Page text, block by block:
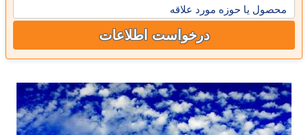
محصول یا حوزه مورد علاقه
درخواست اطلاعات